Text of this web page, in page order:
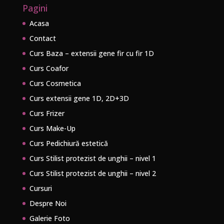
Pagini
Acasa
Contact
Curs Baza – extensii gene fir cu fir 1D
Curs Coafor
Curs Cosmetica
Curs extensii gene 1D, 2D+3D
Curs Frizer
Curs Make-Up
Curs Pedichiură estetică
Curs Stilist protezist de unghii – nivel 1
Curs Stilist protezist de unghii – nivel 2
Cursuri
Despre Noi
Galerie Foto